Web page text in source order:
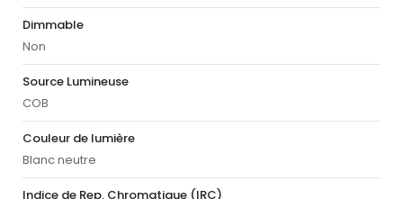
Dimmable
Non
Source Lumineuse
COB
Couleur de lumière
Blanc neutre
Indice de Rep. Chromatique (IRC)